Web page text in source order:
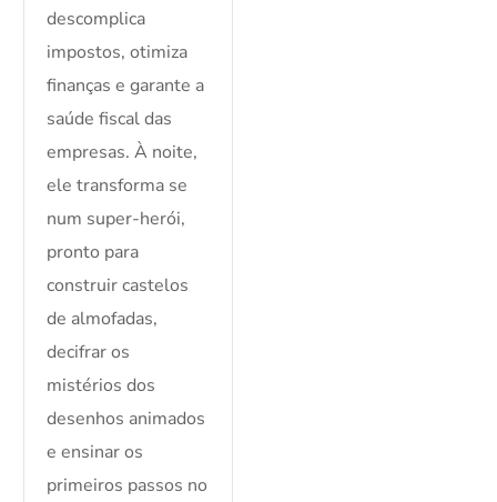
descomplica
impostos, otimiza
finanças e garante a
saúde fiscal das
empresas. À noite,
ele transforma se
num super-herói,
pronto para
construir castelos
de almofadas,
decifrar os
mistérios dos
desenhos animados
e ensinar os
primeiros passos no